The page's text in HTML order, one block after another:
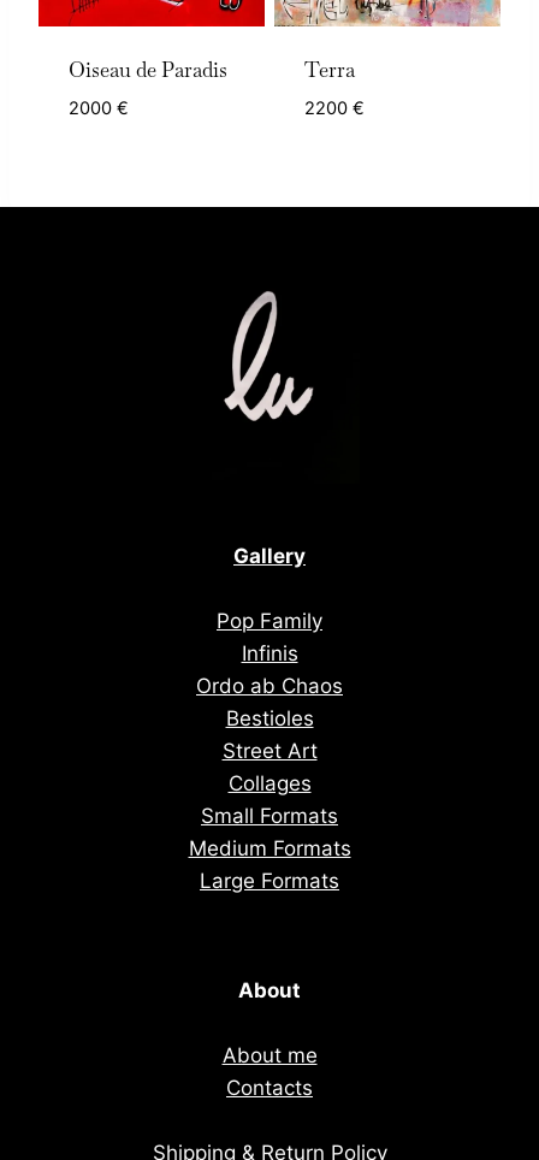
Oiseau de Paradis
2000 €
Terra
2200 €
Gallery
Pop Family
Infinis
Ordo ab Chaos
Bestioles
Street Art
Collages
Small Formats
Medium Formats
Large Formats
About
About me
Contacts
Shipping & Return Policy